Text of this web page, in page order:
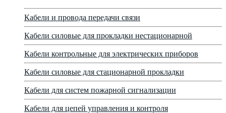
Кабели и провода передачи связи
Кабели силовые для прокладки нестационарной
Кабели контрольные для электрических приборов
Кабели силовые для стационарной прокладки
Кабели для систем пожарной сигнализации
Кабели для цепей управления и контроля